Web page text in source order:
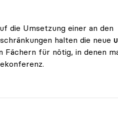
die Umsetzung einer an den
halten die neue
Fächern für nötig, in denen